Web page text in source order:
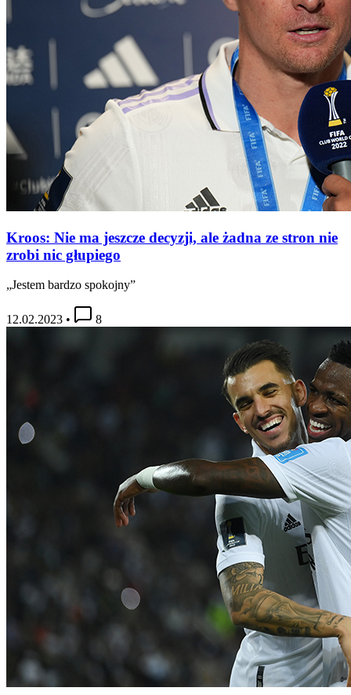
Kroos: Nie ma jeszcze decyzji, ale żadna ze stron nie
zrobi nic głupiego
„Jestem bardzo spokojny”
12.02.2023 • 8